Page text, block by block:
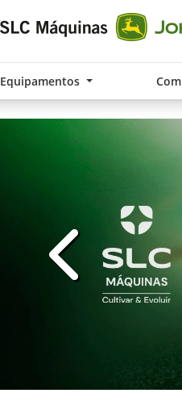
Equipamentos